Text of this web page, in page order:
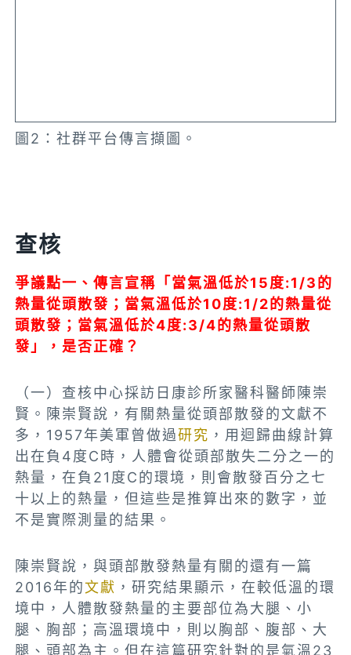
圖2：社群平台傳言擷圖。
查核
爭議點一、傳言宣稱「當氣溫低於15度:1/3的
熱量從頭散發；當氣溫低於10度:1/2的熱量從
頭散發；當氣溫低於4度:3/4的熱量從頭散
發」，是否正確？
（一）查核中心採訪日康診所家醫科醫師陳崇
賢。陳崇賢說，有關熱量從頭部散發的文獻不
多，1957年美軍曾做過研究 ，用迴歸曲線計算
出在負4度C時，人體會從頭部散失二分之一的
熱量，在負21度C的環境，則會散發百分之七
十以上的熱量，但這些是推算出來的數字，並
不是實際測量的結果。
陳崇賢說，與頭部散發熱量有關的還有一篇
2016年的文獻 ，研究結果顯示，在較低溫的環
境中，人體散發熱量的主要部位為大腿、小
腿、胸部；高溫環境中，則以胸部、腹部、大
腿、頭部為主。但在這篇研究針對的是氣溫23